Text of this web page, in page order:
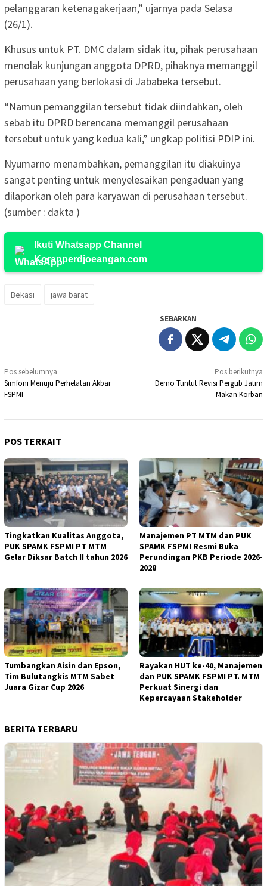
pelanggaran ketenagakerjaan,” ujarnya pada Selasa
(26/1).
Khusus untuk PT. DMC dalam sidak itu, pihak perusahaan
menolak kunjungan anggota DPRD, pihaknya memanggil
perusahaan yang berlokasi di Jababeka tersebut.
“Namun pemanggilan tersebut tidak diindahkan, oleh
sebab itu DPRD berencana memanggil perusahaan
tersebut untuk yang kedua kali,” ungkap politisi PDIP ini.
Nyumarno menambahkan, pemanggilan itu diakuinya
sangat penting untuk menyelesaikan pengaduan yang
dilaporkan oleh para karyawan di perusahaan tersebut.
(sumber : dakta )
Ikuti Whatsapp Channel
Koranperdjoeangan.com
Bekasi jawa barat
SEBARKAN
Navigasi
pos
Pos sebelumnya
Simfoni Menuju Perhelatan Akbar
FSPMI
Pos berikutnya
Demo Tuntut Revisi Pergub Jatim
Makan Korban
POS TERKAIT
Tingkatkan Kualitas Anggota,
PUK SPAMK FSPMI PT MTM
Gelar Diksar Batch II tahun 2026
Manajemen PT MTM dan PUK
SPAMK FSPMI Resmi Buka
Perundingan PKB Periode 2026-
2028
Tumbangkan Aisin dan Epson,
Tim Bulutangkis MTM Sabet
Juara Gizar Cup 2026
Rayakan HUT ke-40, Manajemen
dan PUK SPAMK FSPMI PT. MTM
Perkuat Sinergi dan
Kepercayaan Stakeholder
BERITA TERBARU